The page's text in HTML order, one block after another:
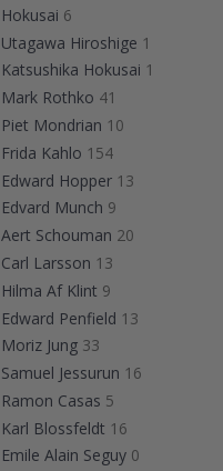
Hokusai 6
Utagawa Hiroshige 1
Katsushika Hokusai 1
Mark Rothko 41
Piet Mondrian 10
Frida Kahlo 154
Edward Hopper 13
Edvard Munch 9
Aert Schouman 20
Carl Larsson 13
Hilma Af Klint 9
Edward Penfield 13
Moriz Jung 33
Samuel Jessurun 16
Ramon Casas 5
Karl Blossfeldt 16
Emile Alain Seguy 0